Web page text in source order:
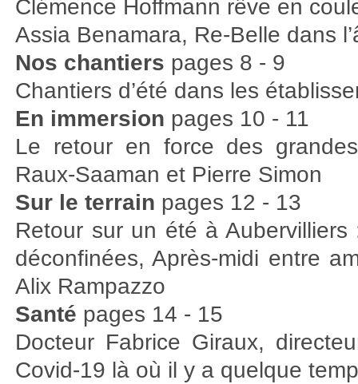
Clémence Hoffmann rêve en
Assia Benamara, Re-Belle dans
Nos chantiers pages 8 - 9
Chantiers d’été dans les
En immersion pages 10 - 11
Le retour en force des
Raux-Saaman et Pierre Simon
Sur le terrain pages 12 - 13
Retour sur un été à Aubervilliers
déconfinées, Après-midi entre
Alix Rampazzo
Santé pages 14 - 15
Docteur Fabrice Giraux,
Covid-19 là où il y a quelque